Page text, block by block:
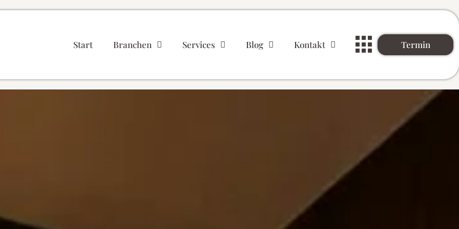
Start Branchen Services Blog Kontakt Termin